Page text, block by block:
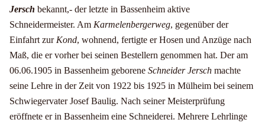
Jersch bekannt,- der letzte in Bassenheim aktive
Schneidermeister. Am Karmelenbergerweg, gegenüber der
Einfahrt zur Kond, wohnend, fertigte er Hosen und Anzüge nach
Maß, die er vorher bei seinen Bestellern genommen hat. Der am
06.06.1905 in Bassenheim geborene Schneider Jersch machte
seine Lehre in der Zeit von 1922 bis 1925 in Mülheim bei seinem
Schwiegervater Josef Baulig. Nach seiner Meisterprüfung
eröffnete er in Bassenheim eine Schneiderei. Mehrere Lehrlinge